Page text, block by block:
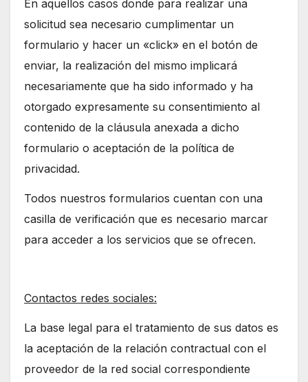
En aquellos casos donde para realizar una
solicitud sea necesario cumplimentar un
formulario y hacer un «click» en el botón de
enviar, la realización del mismo implicará
necesariamente que ha sido informado y ha
otorgado expresamente su consentimiento al
contenido de la cláusula anexada a dicho
formulario o aceptación de la política de
privacidad.
Todos nuestros formularios cuentan con una
casilla de verificación que es necesario marcar
para acceder a los servicios que se ofrecen.
Contactos redes sociales:
La base legal para el tratamiento de sus datos es
la aceptación de la relación contractual con el
proveedor de la red social correspondiente